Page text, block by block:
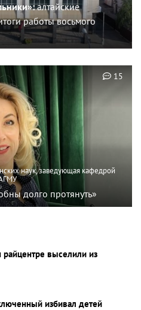
алтайские
работы восьмого
наук, заведующая кафедрой
долго протянуть»
15
выселили из
избивал детей